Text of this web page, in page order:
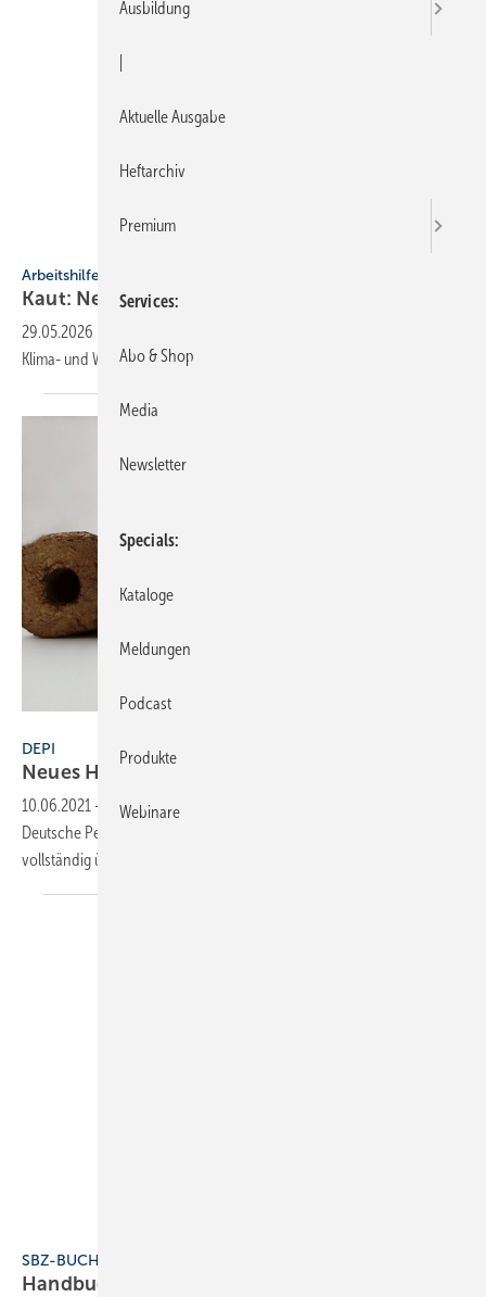
Hans Kaut GmbH & Co. KG
Arbeitshilfe
Kaut: Neue Handbücher für
29.05.2026
Klima- und Wärme­pumpen­sys­teme
DEPI
Neues Handbuch für
10.06.2021 -
Für das Zertifizierungssystem ENplus-Briketts hat das
Deutsche Pelletinstitut (DEPI) zusammen mit Branchenvertretern ein
vollständig überarbeitetes Handbuch
SBZ-BUCHTIPP
Handbuch der Klimatechnik:
Ausbildung
Aktuelle Ausgabe
Heftarchiv
Premium
Services
Abo & Shop
Media
Newsletter
Specials
Kataloge
Meldungen
Podcast
Produkte
Webinare